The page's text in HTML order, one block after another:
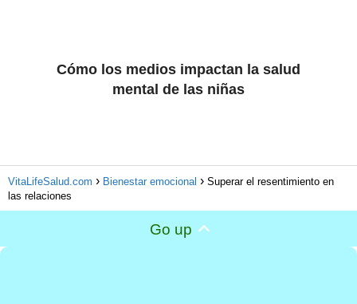
Cómo los medios impactan la salud
mental de las niñas
VitaLifeSalud.com Bienestar emocional
Superar el resentimiento en
las relaciones
Go up